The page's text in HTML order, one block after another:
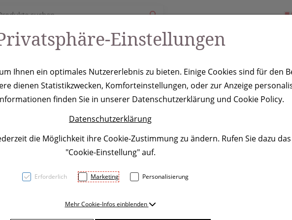
Sportbeutel
Einstellungen
Ihnen ein optimales Nutzererlebnis zu bieten. Einige Cookies sind für den
dienen Statistikzwecken, Komforteinstellungen, oder zur Anzeige
finden Sie in unserer Datenschutzerklärung und Cookie Policy.
Datenschutzerklärung
die Möglichkeit ihre Cookie-Zustimmung zu ändern. Rufen Sie dazu
"Cookie-Einstellung" auf.
Erforderlich Marketing Personalisierung
Mehr Cookie-Infos einblenden